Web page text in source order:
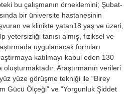
bu çalışmanın örneklemini; Şubat-
bir üniversite hastanesinin
ve klinikte yatan18 yaş ve üzeri,
yetersizliği tanısı almış, fiziksel ve
uygulanacak formları
katılmayı kabul eden 130
Araştırmanın verileri
yüze görüşme tekniği ile “Birey
Gücü Ölçeği” ve “Yorgunluk Şiddet